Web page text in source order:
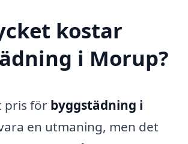
kostar
i Morup?
pris för byggstädning i
en utmaning, men det